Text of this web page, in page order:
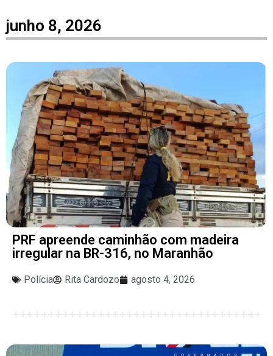
junho 8, 2026
PRF apreende caminhão com madeira
irregular na BR-316, no Maranhão
Polícia Rita Cardozo agosto 4, 2026